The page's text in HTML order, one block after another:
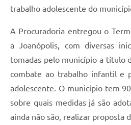
trabalho adolescente do
A Procuradoria entregou o
a Joanópolis, com diversas
tomadas pelo município a título
combate ao trabalho infantil e
adolescente. O município tem
sobre quais medidas já são
ainda não são, realizar proposta